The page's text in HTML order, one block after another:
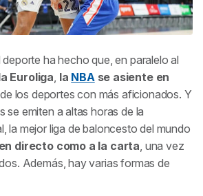
ha hecho que, en paralelo al
Euroliga la NBA se asiente en
los deportes con más aficionados. Y
se emiten a altas horas de la
la mejor liga de baloncesto del mundo
en directo como a la carta , una vez
Además, hay varias formas de